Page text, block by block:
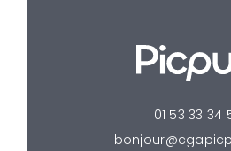
01 53 33 34